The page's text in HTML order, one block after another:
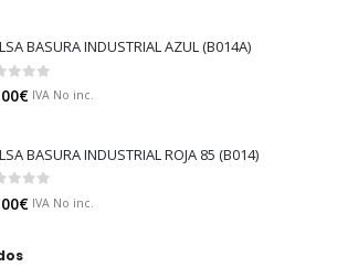
BASURA INDUSTRIAL AZUL (B014A)
of 5
€ IVA No inc.
BASURA INDUSTRIAL ROJA 85 (B014)
of 5
€ IVA No inc.